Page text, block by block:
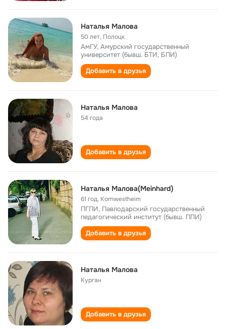
Наталья Малова
50 лет, Полоцк
АмГУ, Амурский государственный
университет (бывш. БТИ, БПИ)
Добавить в друзья
Наталья Малова
54 года
Добавить в друзья
Наталья Малова(Meinhard)
61 год, Kornwestheim
ПГПИ, Павлодарский государственный
педагогический институт (бывш. ППИ)
Добавить в друзья
Наталья Малова
Курган
Добавить в друзья